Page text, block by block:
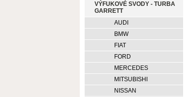
VÝFUKOVÉ SVODY - TURBA
GARRETT
AUDI
BMW
FIAT
FORD
MERCEDES
MITSUBISHI
NISSAN